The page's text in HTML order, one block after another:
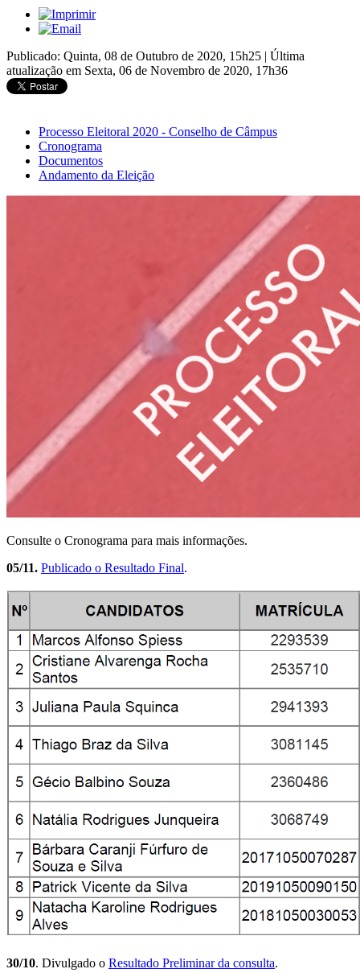
Publicado: Quinta, 08 de Outubro de 2020, 15h25 | Última
atualização em Sexta, 06 de Novembro de 2020, 17h36
Processo Eleitoral 2020 - Conselho de Câmpus
Cronograma
Documentos
Andamento da Eleição
Consulte o Cronograma para mais informações.
05/11. Publicado o Resultado Final.
30/10. Divulgado o Resultado Preliminar da consulta.